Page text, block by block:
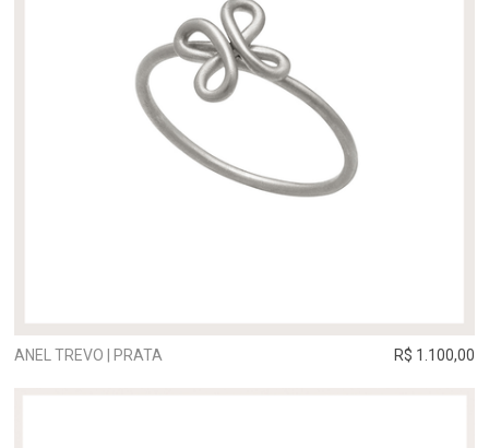
ANEL TREVO | PRATA R$ 1.100,00